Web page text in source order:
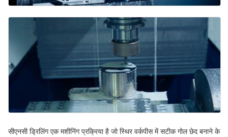
सीएनसी ड्रिलिंग एक मशीनिंग प्रक्रिया है जो स्थिर वर्कपीस में सटीक गोल छेद बनाने के